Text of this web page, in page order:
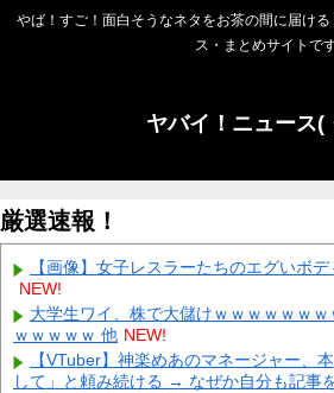
やば！すご！面白そうなネタをお茶の間に届け
ス・まとめサイトで
ヤバイ！ニュース(
厳選速報！
【画像】女子レスラーたちのエグいボ
NEW!
大学生ワイ、株で大儲けｗｗｗｗｗｗ
ｗｗｗｗｗ 他 NEW!
【VTuber】神楽めあのマネージャー、
して」と頼み続ける → なぜか自分も記事